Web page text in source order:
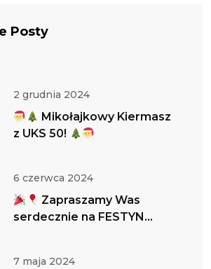
Posty
2 grudnia 2024
Mikołajkowy Kiermasz
z UKS 50!
6 czerwca 2024
Zapraszamy Was
serdecznie na FESTYN
7 maja 2024